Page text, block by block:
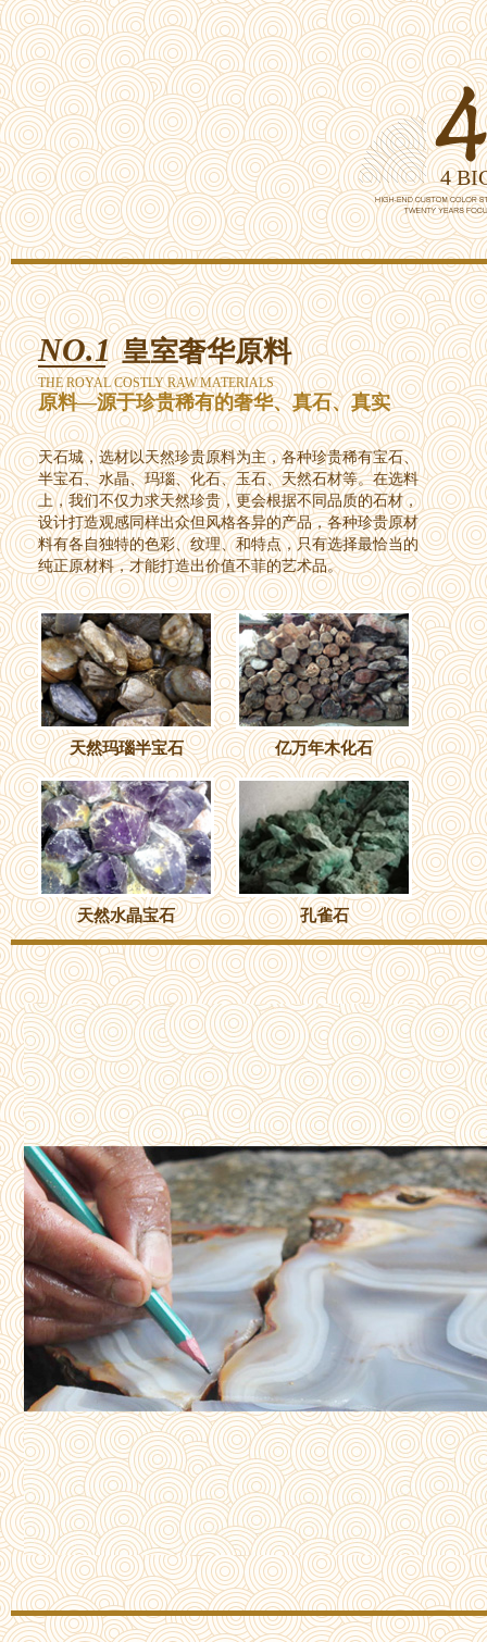
4
NO.1 皇室奢华原料
THE ROYAL COSTLY RAW MATERIALS
原料—源于珍贵稀有的奢华、真石、真实
天石城，选材以天然珍贵原料为主，各种珍贵稀有宝石、
半宝石、水晶、玛瑙、化石、玉石、天然石材等。在选料
上，我们不仅力求天然珍贵，更会根据不同品质的石材，
设计打造观感同样出众但风格各异的产品，各种珍贵原材
料有各自独特的色彩、纹理、和特点，只有选择最恰当的
纯正原材料，才能打造出价值不菲的艺术品。
天然玛瑙半宝石 亿万年木化石
天然水晶宝石 孔雀石